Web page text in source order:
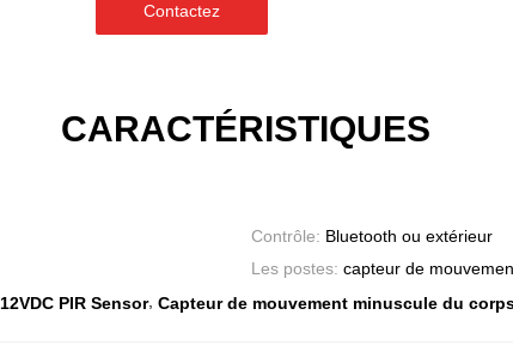
Contactez
CARACTÉRISTIQUES
Contrôle: Bluetooth ou extérieur
Les postes: capteur de
12VDC PIR Sensor, Capteur de mouvement minuscule du